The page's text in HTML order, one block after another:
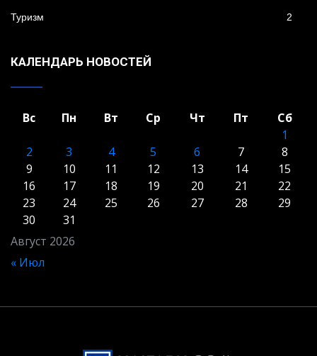
Туризм 2
КАЛЕНДАРЬ НОВОСТЕЙ
Август 2026
Вс Пн Вт Ср Чт Пт
Сб
1
2
3 4 5 6 7
8
9
10 11 12 13 14
15
16
17 18 19 20 21
22
23
24 25 26 27 28
29
30
31
« Июл